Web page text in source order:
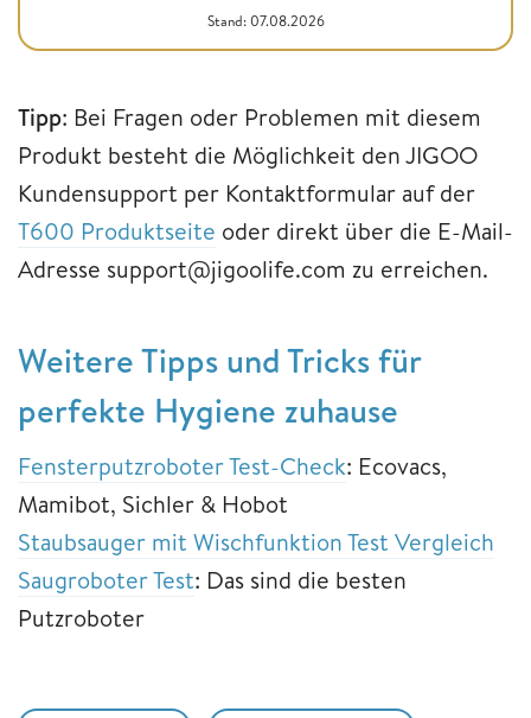
Stand: 07.08.2026
Tipp: Bei Fragen oder Problemen mit diesem
Produkt besteht die Möglichkeit den JIGOO
Kundensupport per Kontaktformular auf der
T600 Produktseite oder direkt über die E-Mail-
Adresse support@jigoolife.com zu erreichen.
Weitere Tipps und Tricks für
perfekte Hygiene zuhause
Fensterputzroboter Test-Check: Ecovacs,
Mamibot, Sichler & Hobot
Staubsauger mit Wischfunktion Test Vergleich
Saugroboter Test: Das sind die besten
Putzroboter